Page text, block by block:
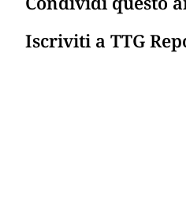
Iscriviti a TTG